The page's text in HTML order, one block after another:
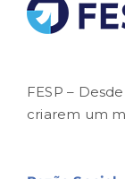
FESP –
criarem um